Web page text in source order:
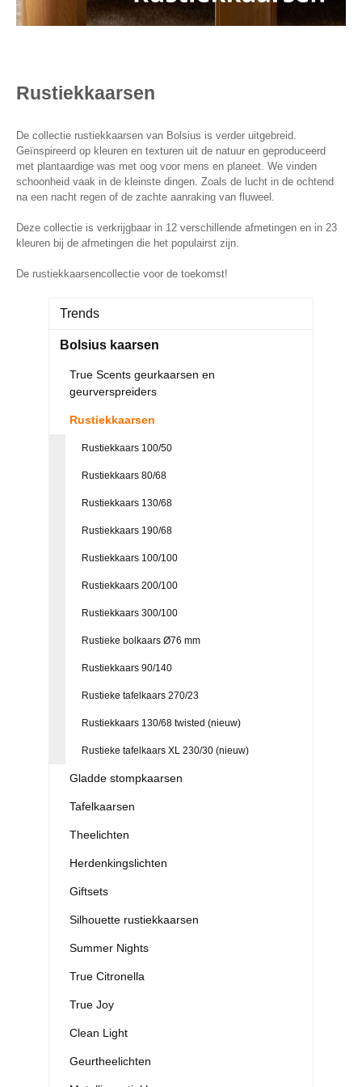
Rustiekkaarsen
De collectie rustiekkaarsen van Bolsius is verder uitgebreid.
Geïnspireerd op kleuren en texturen uit de natuur en geproduceerd
met plantaardige was met oog voor mens en planeet. We vinden
schoonheid vaak in de kleinste dingen. Zoals de lucht in de ochtend
na een nacht regen of de zachte aanraking van fluweel.
Deze collectie is verkrijgbaar in 12 verschillende afmetingen en in 23
kleuren bij de afmetingen die het populairst zijn.
De rustiekkaarsencollectie voor de toekomst!
Trends
Bolsius kaarsen
True Scents geurkaarsen en
geurverspreiders
Rustiekkaarsen
Rustiekkaars 100/50
Rustiekkaars 80/68
Rustiekkaars 130/68
Rustiekkaars 190/68
Rustiekkaars 100/100
Rustiekkaars 200/100
Rustiekkaars 300/100
Rustieke bolkaars Ø76 mm
Rustiekkaars 90/140
Rustieke tafelkaars 270/23
Rustiekkaars 130/68 twisted (nieuw)
Rustieke tafelkaars XL 230/30 (nieuw)
Gladde stompkaarsen
Tafelkaarsen
Theelichten
Herdenkingslichten
Giftsets
Silhouette rustiekkaarsen
Summer Nights
True Citronella
True Joy
Clean Light
Geurtheelichten